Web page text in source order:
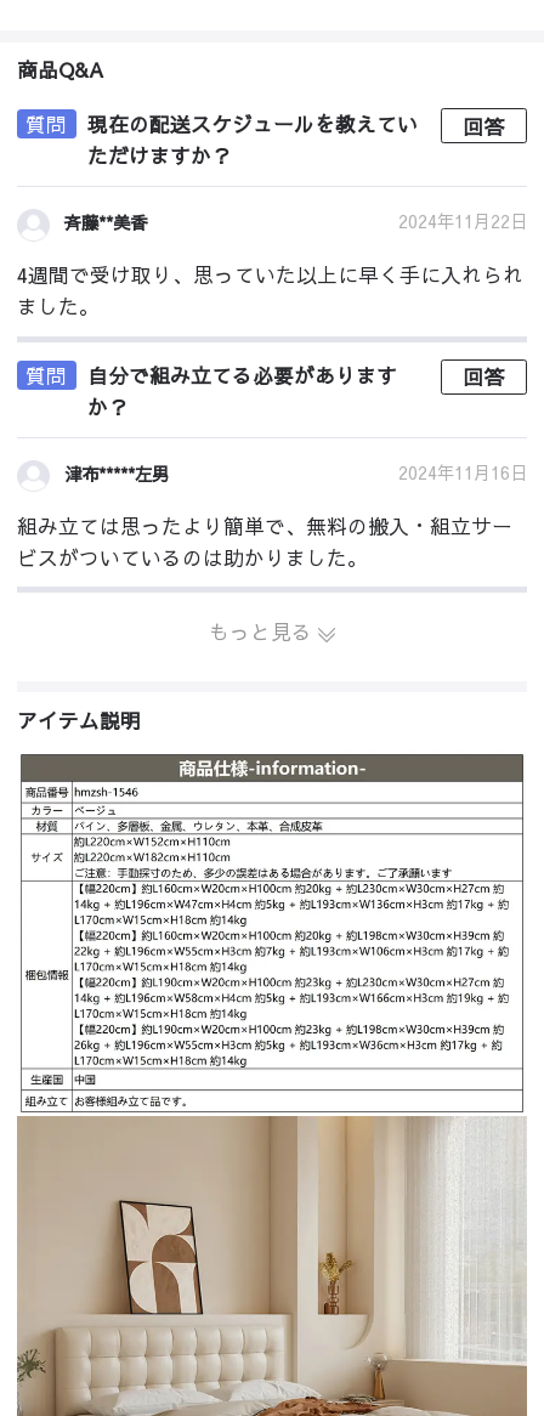
商品Q&A
質問
現在の配送スケジュールを教えてい
ただけますか？
回答
斉藤**美香 2024年11月22日
4週間で受け取り、思っていた以上に早く手に入れられ
ました。
質問
自分で組み立てる必要があります
か？
回答
津布*****左男 2024年11月16日
組み立ては思ったより簡単で、無料の搬入・組立サー
ビスがついているのは助かりました。
もっと見る
アイテム説明